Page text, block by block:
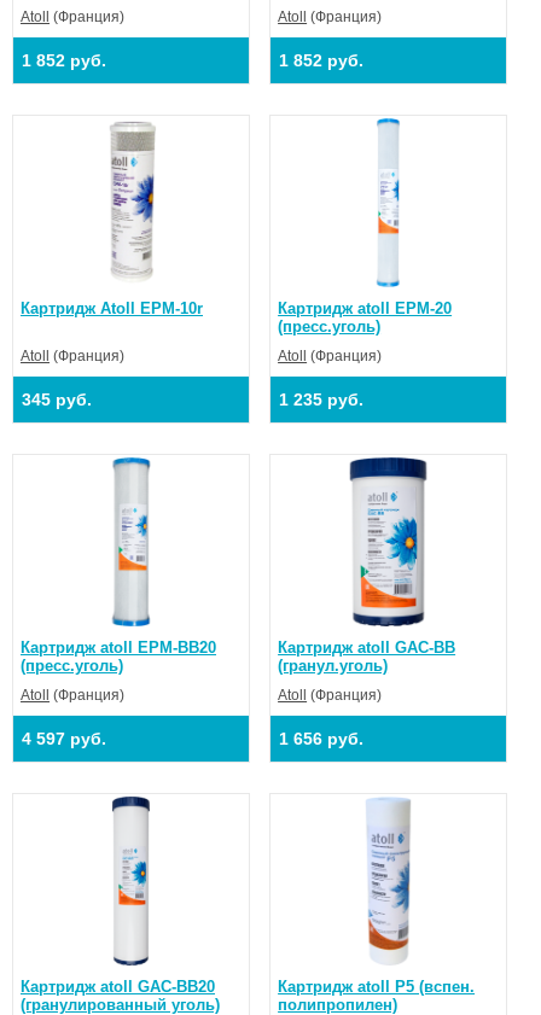
Atoll (Франция)
1 852 руб.
Atoll (Франция)
1 852 руб.
Картридж Atoll EPM-10r
Atoll (Франция)
345 руб.
Картридж atoll EPM-20
(пресс.уголь)
Atoll (Франция)
1 235 руб.
Картридж atoll EPM-BB20
(пресс.уголь)
Atoll (Франция)
4 597 руб.
Картридж atoll GAC-BB
(гранул.уголь)
Atoll (Франция)
1 656 руб.
Картридж atoll GAC-BB20
(гранулированный уголь)
Картридж atoll P5 (вспен.
полипропилен)